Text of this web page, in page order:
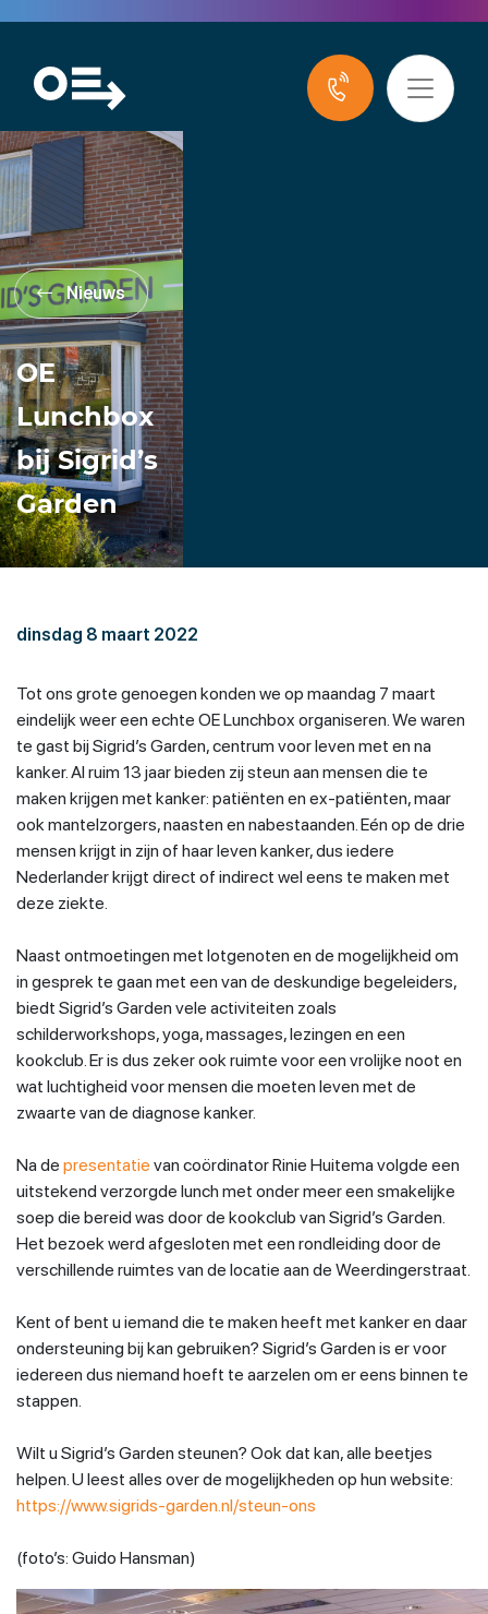
Nieuws
OE
Lunchbox
bij Sigrid’s
Garden
dinsdag 8 maart 2022
Tot ons grote genoegen konden we op maandag 7 maart
eindelijk weer een echte OE Lunchbox organiseren. We waren
te gast bij Sigrid’s Garden, centrum voor leven met en na
kanker. Al ruim 13 jaar bieden zij steun aan mensen die te
maken krijgen met kanker: patiënten en ex-patiënten, maar
ook mantelzorgers, naasten en nabestaanden. Eén op de drie
mensen krijgt in zijn of haar leven kanker, dus iedere
Nederlander krijgt direct of indirect wel eens te maken met
deze ziekte.
Naast ontmoetingen met lotgenoten en de mogelijkheid om
in gesprek te gaan met een van de deskundige begeleiders,
biedt Sigrid’s Garden vele activiteiten zoals
schilderworkshops, yoga, massages, lezingen en een
kookclub. Er is dus zeker ook ruimte voor een vrolijke noot en
wat luchtigheid voor mensen die moeten leven met de
zwaarte van de diagnose kanker.
Na de presentatie van coördinator Rinie Huitema volgde een
uitstekend verzorgde lunch met onder meer een smakelijke
soep die bereid was door de kookclub van Sigrid’s Garden.
Het bezoek werd afgesloten met een rondleiding door de
verschillende ruimtes van de locatie aan de Weerdingerstraat.
Kent of bent u iemand die te maken heeft met kanker en daar
ondersteuning bij kan gebruiken? Sigrid’s Garden is er voor
iedereen dus niemand hoeft te aarzelen om er eens binnen te
stappen.
Wilt u Sigrid’s Garden steunen? Ook dat kan, alle beetjes
helpen. U leest alles over de mogelijkheden op hun website:
https://www.sigrids-garden.nl/steun-ons
(foto’s: Guido Hansman)